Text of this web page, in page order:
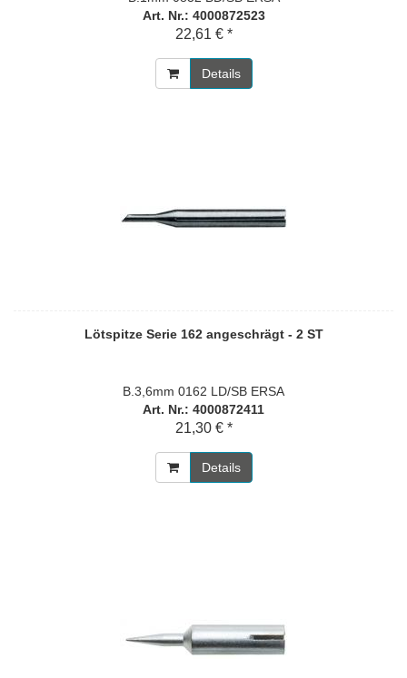
Art. Nr.: 4000872523
22,61 € *
Details
Lötspitze Serie 162 angeschrägt - 2 ST
B.3,6mm 0162 LD/SB ERSA
Art. Nr.: 4000872411
21,30 € *
Details